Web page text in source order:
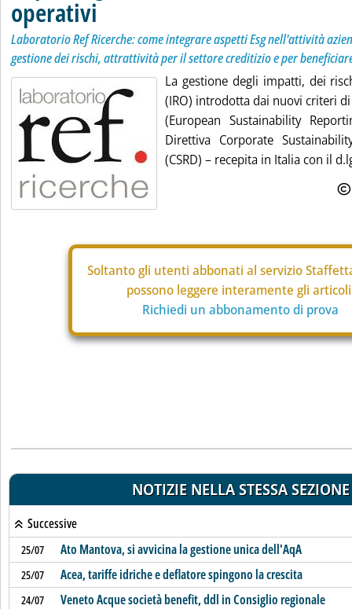
operativi
Laboratorio Ref Ricerche: come integrare aspetti Esg nell'attività
gestione dei rischi, attrattività per il settore creditizio e per
La gestione degli impatti, dei
(IRO) introdotta dai nuovi criteri di
(European Sustainability
Direttiva Corporate
(CSRD) – recepita in Italia con il
Soltanto gli utenti abbonati al servizio
possono leggere interamente gli
Richiedi un abbonamento di prova
NOTIZIE NELLA STESSA SEZIONE
Successive
25/07 Ato Mantova, si avvicina la gestione unica dell'AqA
25/07 Acea, tariffe idriche e deflatore spingono la crescita
24/07 Veneto Acque società benefit, ddl in Consiglio regionale